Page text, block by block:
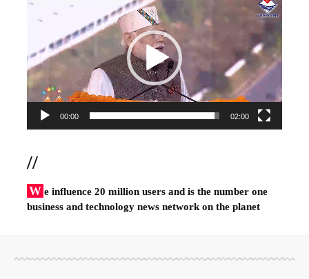
00:00 02:00
//
W e influence 20 million users and is the number one
business and technology news network on the planet